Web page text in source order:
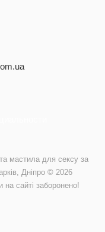
мастила для сексу за
Дніпро © 2026
сайті заборонено!